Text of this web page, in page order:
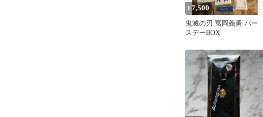
¥ 7,500
鬼滅の刃 冨岡義勇 バー
スデーBOX